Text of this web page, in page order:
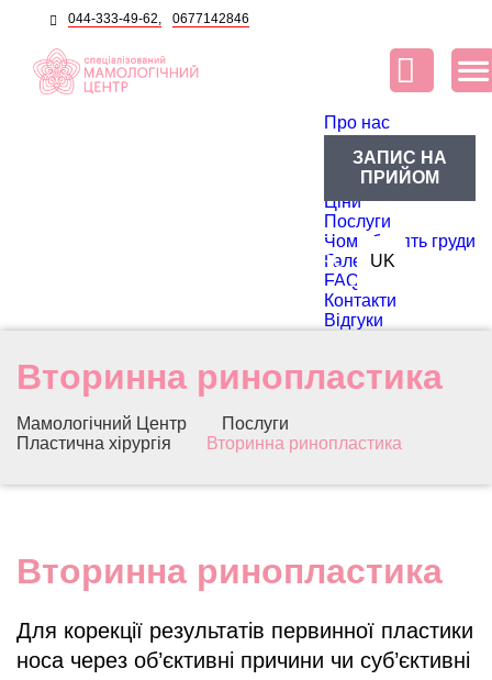
044-333-49-62, 0677142846
Про нас
Блог
Лікарі
Ціни
Послуги
Чому болять груди
Галерея
FAQ
Контакти
Відгуки
RU UK
ЗАПИС НА
ПРИЙОМ
Вторинна ринопластика
Мамологічний Центр
Послуги
Пластична хірургія
Вторинна ринопластика
Вторинна ринопластика
Для корекції результатів первинної пластики
носа через об’єктивні причини чи суб’єктивні